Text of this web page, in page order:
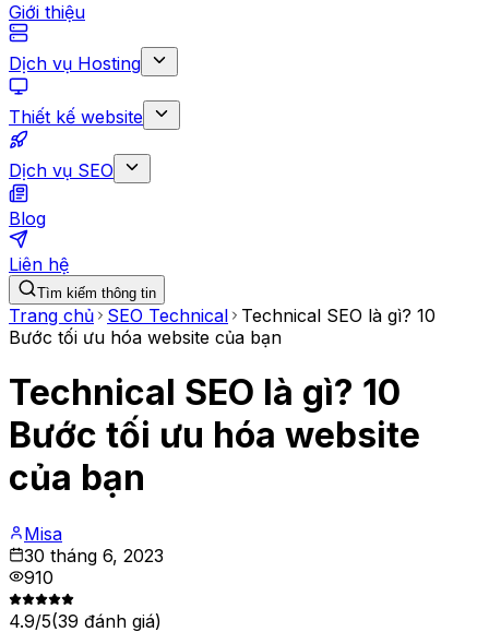
Giới thiệu
Dịch vụ Hosting
Thiết kế website
Dịch vụ SEO
Blog
Liên hệ
Tìm kiếm thông tin
Trang chủ SEO Technical
Technical SEO là gì? 10
Bước tối ưu hóa website của bạn
Technical SEO là gì? 10
Bước tối ưu hóa website
của bạn
Misa
30 tháng 6, 2023
910
4.9/5(39 đánh giá)